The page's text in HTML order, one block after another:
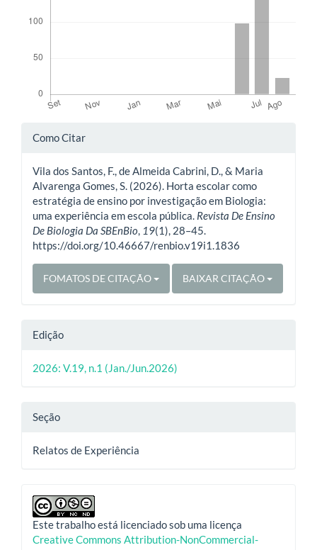
Detalhes
artigo
Como Citar
Vila dos Santos, F., de Almeida Cabrini, D., & Maria
Alvarenga Gomes, S. (2026). Horta escolar como
estratégia de ensino por investigação em Biologia:
uma experiência em escola pública. Revista De Ensino
De Biologia Da SBEnBio, 19(1), 28–45.
https://doi.org/10.46667/renbio.v19i1.1836
FOMATOS DE CITAÇÃO BAIXAR CITAÇÃO
Edição
2026: V.19, n.1 (Jan./Jun.2026)
Seção
Relatos de Experiência
Este trabalho está licenciado sob uma licença
Creative Commons Attribution-NonCommercial-